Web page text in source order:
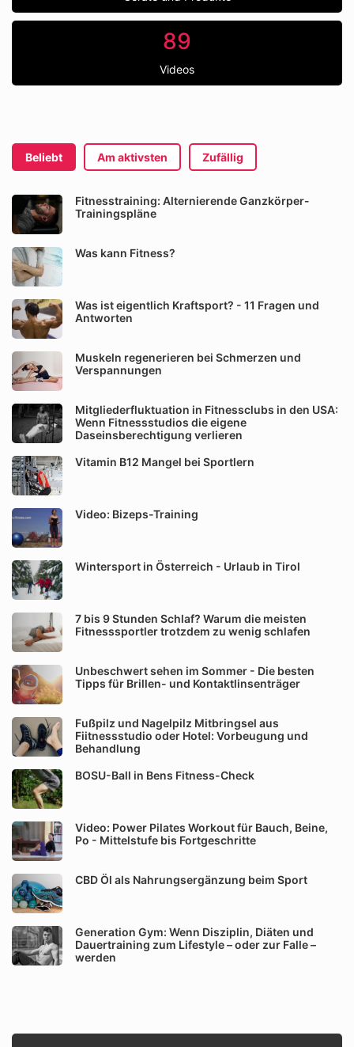
89
Videos
Beliebt Am aktivsten Zufällig
Fitnesstraining: Alternierende Ganzkörper-
Trainingspläne
Was kann Fitness?
Was ist eigentlich Kraftsport? - 11 Fragen und
Antworten
Muskeln regenerieren bei Schmerzen und
Verspannungen
Mitgliederfluktuation in Fitnessclubs in den USA:
Wenn Fitnessstudios die eigene
Daseinsberechtigung verlieren
Vitamin B12 Mangel bei Sportlern
Video: Bizeps-Training
Wintersport in Österreich - Urlaub in Tirol
7 bis 9 Stunden Schlaf? Warum die meisten
Fitnesssportler trotzdem zu wenig schlafen
Unbeschwert sehen im Sommer - Die besten
Tipps für Brillen- und Kontaktlinsenträger
Fußpilz und Nagelpilz Mitbringsel aus
Fiitnessstudio oder Hotel: Vorbeugung und
Behandlung
BOSU-Ball in Bens Fitness-Check
Video: Power Pilates Workout für Bauch, Beine,
Po - Mittelstufe bis Fortgeschritte
CBD Öl als Nahrungsergänzung beim Sport
Generation Gym: Wenn Disziplin, Diäten und
Dauertraining zum Lifestyle – oder zur Falle –
werden